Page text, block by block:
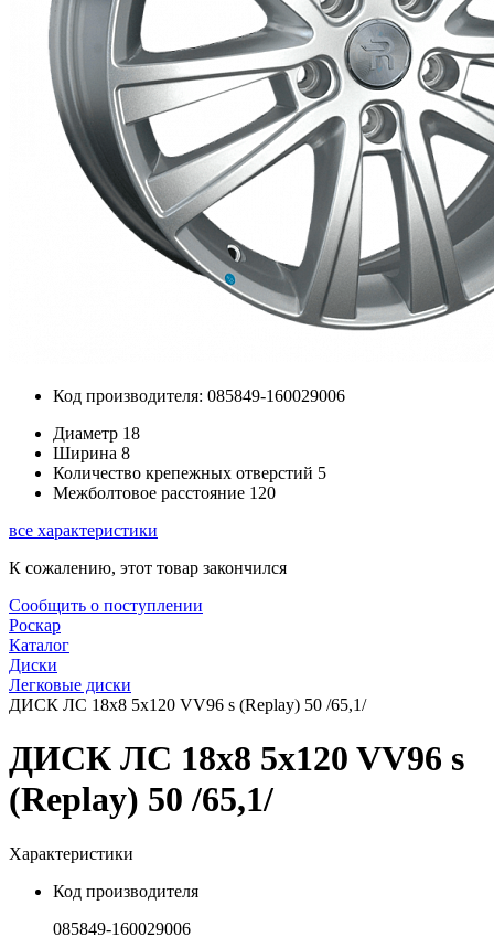
Код производителя: 085849-160029006
Диаметр 18
Ширина 8
Количество крепежных отверстий 5
Межболтовое расстояние 120
все характеристики
К сожалению, этот товар закончился
Сообщить о поступлении
Роскар
Каталог
Диски
Легковые диски
ДИСК ЛС 18x8 5x120 VV96 s (Replay) 50 /65,1/
ДИСК ЛС 18x8 5x120 VV96 s
(Replay) 50 /65,1/
Характеристики
Код производителя
085849-160029006